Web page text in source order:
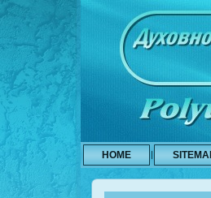
HOME